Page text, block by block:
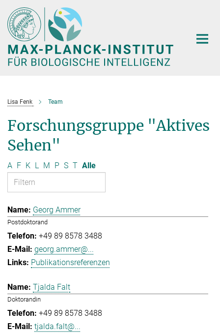
Hauptinhalt
Lisa Fenk Team
Forschungsgruppe "Aktives
Sehen"
A F K L M P S T Alle
Georg Ammer
Postdoktorand
+49 89 8578 3488
georg.ammer@...
Publikationsreferenzen
Tjalda Falt
Doktorandin
+49 89 8578 3488
tjalda.falt@...